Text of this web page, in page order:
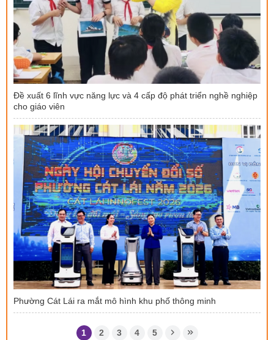
Đề xuất 6 lĩnh vực năng lực và 4 cấp độ phát triển nghề nghiệp
cho giáo viên
Phường Cát Lái ra mắt mô hình khu phố thông minh
1 2 3 4 5